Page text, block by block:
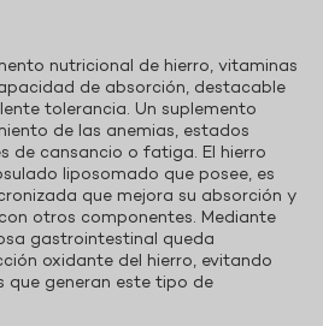
nutricional de hierro, vitaminas
de absorción, destacable
tolerancia. Un suplemento
de las anemias, estados
de cansancio o fatiga. El hierro
liposomado que posee, es
que mejora su absorción y
otros componentes. Mediante
gastrointestinal queda
oxidante del hierro, evitando
que generan este tipo de